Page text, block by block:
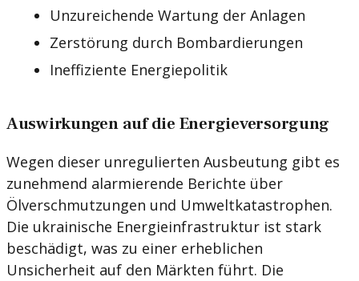
Unzureichende Wartung der Anlagen
Zerstörung durch Bombardierungen
Ineffiziente Energiepolitik
Auswirkungen auf die Energieversorgung
Wegen dieser unregulierten Ausbeutung gibt es
zunehmend alarmierende Berichte über
Ölverschmutzungen und Umweltkatastrophen.
Die ukrainische Energieinfrastruktur ist stark
beschädigt, was zu einer erheblichen
Unsicherheit auf den Märkten führt. Die